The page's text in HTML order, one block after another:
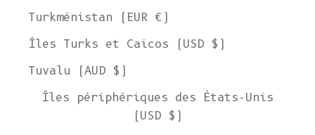
Turkménistan (EUR €)
Îles Turks et Caicos (USD $)
Tuvalu (AUD $)
Îles périphériques des États-Unis
(USD $)